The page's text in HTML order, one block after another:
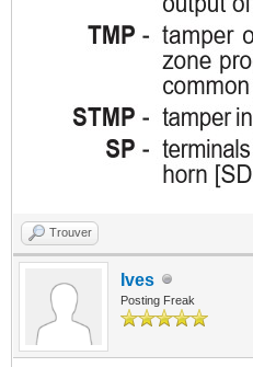
Trouver
Ives
Posting Freak